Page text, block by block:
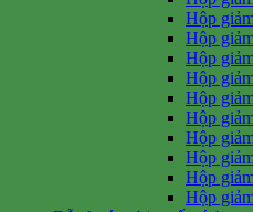
Hộp
Hộp
Hộp
Hộp
Hộp
Hộp
Hộp
Hộp
Hộp
Hộp